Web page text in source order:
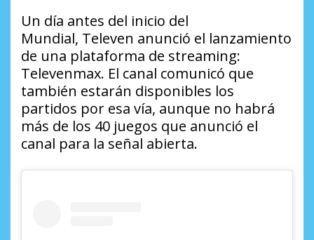
Un día antes del inicio del
Mundial, Televen anunció el lanzamiento
de una plataforma de streaming:
Televenmax. El canal comunicó que
también estarán disponibles los
partidos por esa vía, aunque no habrá
más de los 40 juegos que anunció el
canal para la señal abierta.